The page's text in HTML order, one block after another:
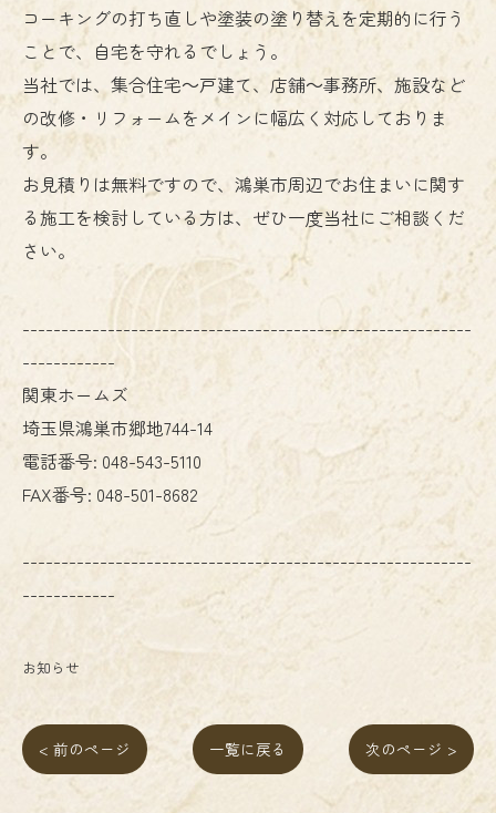
コーキングの打ち直しや塗装の塗り替えを定期的に行う
ことで、自宅を守れるでしょう。
当社では、集合住宅～戸建て、店舗～事務所、施設など
の改修・リフォームをメインに幅広く対応しておりま
す。
お見積りは無料ですので、鴻巣市周辺でお住まいに関す
る施工を検討している方は、ぜひ一度当社にご相談くだ
さい。
----------------------------------------------------------
------------
関東ホームズ
埼玉県鴻巣市郷地744-14
電話番号: 048-543-5110
FAX番号: 048-501-8682
----------------------------------------------------------
------------
お知らせ
< 前のページ 一覧に戻る 次のページ >